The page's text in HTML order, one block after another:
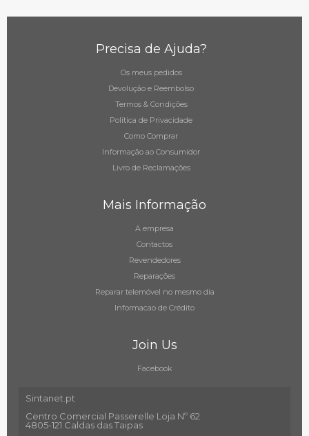
Precisa de Ajuda?
Os meus pedidos
Devolução e Reembolso
Termos & Condições
Política de Privacidade
Como Comprar
Informação ao Consumidor
Livro de Reclamações
Mais Informação
A empresa
Contactos
Revendedores
Reparações
Reparar telemóvel no mesmo dia
Informacao de Crédito
Join Us
Facebook
Sintanet.pt
Centro Comercial Passerelle Loja Nº 62
4805-121 Caldas das Taipas